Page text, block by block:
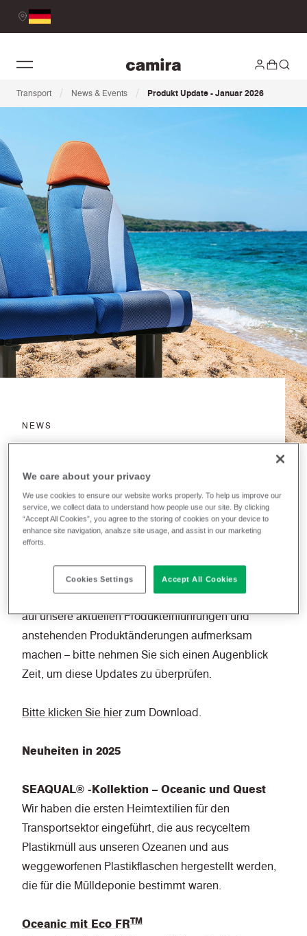
Transport / News & Events / Produkt Update - Januar 2026
NEWS
Produkt Update -
Januar 2026
January 6, 2026 von Helen Blamires
Zum Beginn dieses neuen Jahres möchten wir Sie
auf unsere aktuellen Produkteinführungen und
anstehenden Produktänderungen aufmerksam
machen – bitte nehmen Sie sich einen Augenblick
Zeit, um diese Updates zu überprüfen.
Bitte klicken Sie hierzum Download.
Neuheiten in 2025
SEAQUAL® -Kollektion – Oceanic und Quest
Wir haben die ersten Heimtextilien für den
Transportsektor eingeführt, die aus recyceltem
Plastikmüll aus unseren Ozeanen und aus
weggeworfenen Plastikflaschen hergestellt werden,
die für die Mülldeponie bestimmt waren.
Oceanic mit Eco FRTM
We care about your privacy
We use cookies to ensure our website works properly. To help us improve our
service, we collect data to understand how people use our site. By clicking
“Accept All Cookies”, you agree to the storing of cookies on your device to
enhance site navigation, analsze site usage, and assist in our marketing
efforts.
Cookies Settings Accept All Cookies